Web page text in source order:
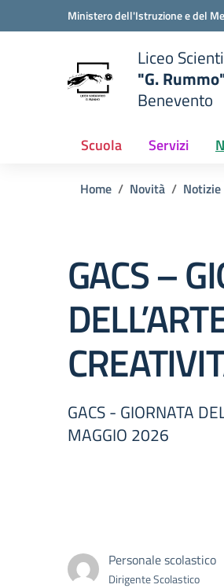
Vai ai contenuti
Vai al menu di navigazioneMinistero dell'Istruzione e del
scuola
Liceo
"G.
Benevento
Scuola Servizi
Home Novità Notizie
GACS –
GACS - GIORNATA
MAGGIO 2026
Personale scolastico
Dirigente Scolastico